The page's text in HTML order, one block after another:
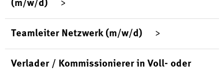
(m/w/d)
Teamleiter Netzwerk (m/w/d)
Verlader / Kommissionierer in Voll- oder